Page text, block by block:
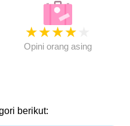
★★★★
Opini orang asing
berikut: